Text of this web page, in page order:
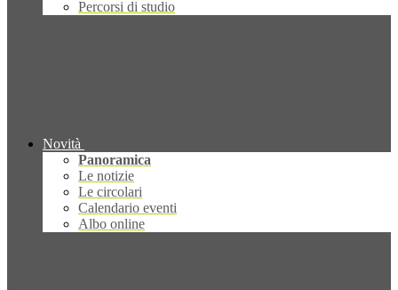
Percorsi di studio
Novità
Panoramica
Le notizie
Le circolari
Calendario eventi
Albo online